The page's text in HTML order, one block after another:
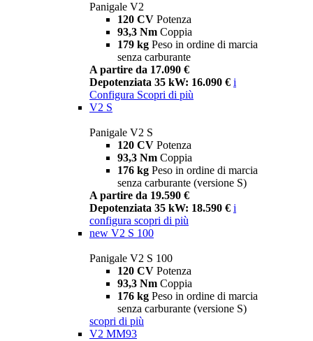
Panigale V2
120 CV Potenza
93,3 Nm Coppia
179 kg Peso in ordine di marcia
senza carburante
A partire da 17.090 €
Depotenziata 35 kW: 16.090 € i
Configura Scopri di più
V2 S
Panigale V2 S
120 CV Potenza
93,3 Nm Coppia
176 kg Peso in ordine di marcia
senza carburante (versione S)
A partire da 19.590 €
Depotenziata 35 kW: 18.590 € i
configura scopri di più
new V2 S 100
Panigale V2 S 100
120 CV Potenza
93,3 Nm Coppia
176 kg Peso in ordine di marcia
senza carburante (versione S)
scopri di più
V2 MM93